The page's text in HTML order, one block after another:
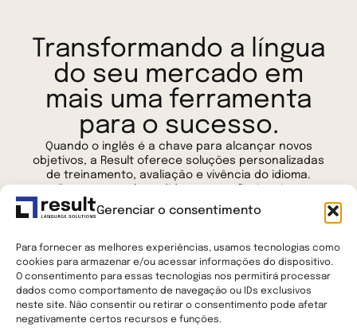
Gerenciar o consentimento
Para fornecer as melhores experiências, usamos tecnologias como
cookies para armazenar e/ou acessar informações do dispositivo.
O consentimento para essas tecnologias nos permitirá processar
dados como comportamento de navegação ou IDs exclusivos
neste site. Não consentir ou retirar o consentimento pode afetar
negativamente certos recursos e funções.
Transformando a língua
do seu mercado em
mais uma ferramenta
para o sucesso.
Quando o inglês é a chave para alcançar novos
objetivos, a Result oferece soluções personalizadas
de treinamento, avaliação e vivência do idioma.
empresas que buscam aprimorar resultados, a
partir da posição que já ocupam.